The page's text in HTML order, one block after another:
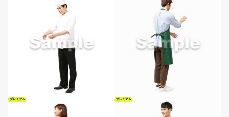
プレミアム プレミアム